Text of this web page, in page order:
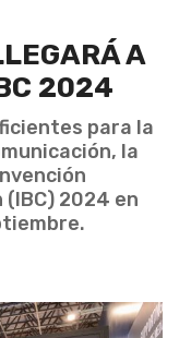
A
2024
para la
la
2024 en